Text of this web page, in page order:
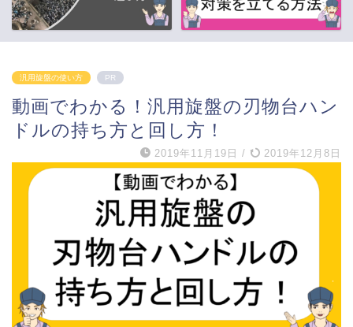
汎用旋盤の使い方 PR
動画でわかる！汎用旋盤の刃物台ハン
ドルの持ち方と回し方！
2019年11月19日 / 2019年12月8日